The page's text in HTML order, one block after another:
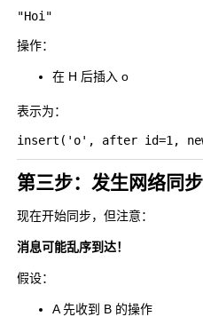
操作：
在 H 后插入 o
表示为：
第三步：发生网络同步
现在开始同步，但注意：
消息可能乱序到达！
假设：
A 先收到 B 的操作